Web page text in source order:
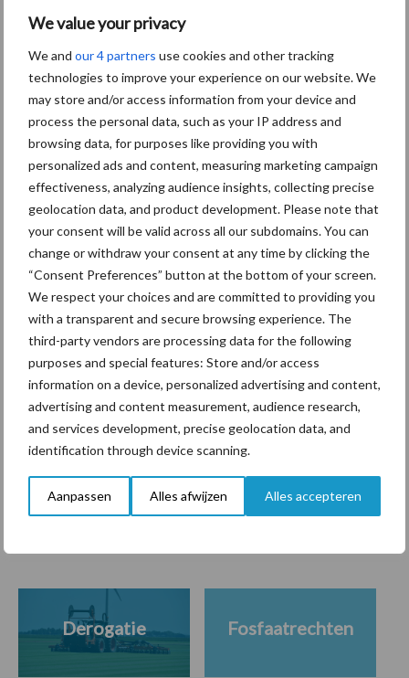
We value your privacy
We and our 4 partners use cookies and other tracking
technologies to improve your experience on our website. We
may store and/or access information from your device and
process the personal data, such as your IP address and
browsing data, for purposes like providing you with
personalized ads and content, measuring marketing campaign
effectiveness, analyzing audience insights, collecting precise
geolocation data, and product development. Please note that
your consent will be valid across all our subdomains. You can
change or withdraw your consent at any time by clicking the
“Consent Preferences” button at the bottom of your screen.
We respect your choices and are committed to providing you
with a transparent and secure browsing experience. The
third-party vendors are processing data for the following
purposes and special features: Store and/or access
information on a device, personalized advertising and content,
advertising and content measurement, audience research,
and services development, precise geolocation data, and
identification through device scanning.
Aanpassen Alles afwijzen Alles accepteren
Aanbevolen voor jou!
Grondstoffenmarkt blijft
grillig: droogte en
geopolitiek houden handel
in de greep
De speenhuid: een vaak
onderschatte risicofactor
ForFarmers ziet volume en
marktaandeel groeien in
krimpende Nederlandse
markt
Diergezondheid Bemesting Fokkerij
Derogatie Fosfaatrechten